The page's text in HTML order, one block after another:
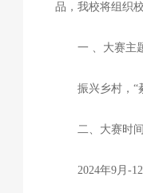
品，我校将组织
一 、大赛主
振兴乡村，“
二、大赛时间
2024年9月-12